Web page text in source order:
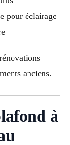
pour éclairage
anciens.
à